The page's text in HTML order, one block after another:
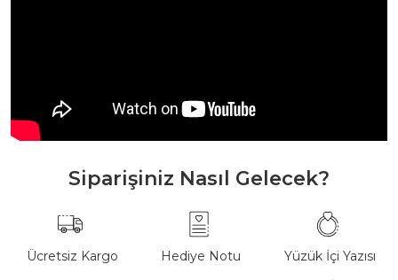
Siparişiniz Nasıl Gelecek?
Ücretsiz Kargo Hediye Notu Yüzük İçi Yazısı